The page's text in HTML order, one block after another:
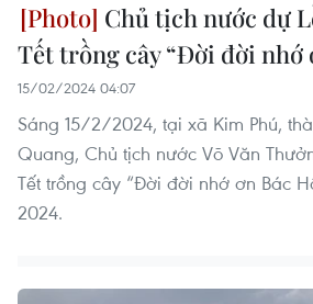
Chủ tịch nước dự
Tết trồng cây “Đời đời nhớ
15/02/2024 04:07
Sáng 15/2/2024, tại xã Kim Phú,
Quang, Chủ tịch nước Võ Văn
Tết trồng cây “Đời đời nhớ ơn Bác
2024.